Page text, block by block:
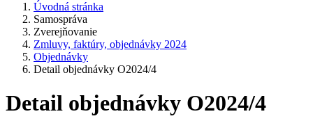
Úvodná stránka
Samospráva
Zverejňovanie
Zmluvy, faktúry, objednávky 2024
Objednávky
Detail objednávky O2024/4
Detail objednávky O2024/4